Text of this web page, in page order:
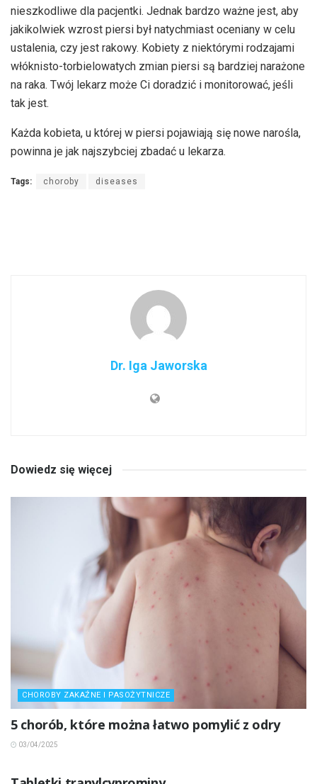
nieszkodliwe dla pacjentki. Jednak bardzo ważne jest, aby
jakikolwiek wzrost piersi był natychmiast oceniany w celu
ustalenia, czy jest rakowy. Kobiety z niektórymi rodzajami
włóknisto-torbielowatych zmian piersi są bardziej narażone
na raka. Twój lekarz może Ci doradzić i monitorować, jeśli
tak jest.
Każda kobieta, u której w piersi pojawiają się nowe narośla,
powinna je jak najszybciej zbadać u lekarza.
Tags: choroby diseases
Dr. Iga Jaworska
Dowiedz się więcej
CHOROBY ZAKAŹNE I PASOŻYTNICZE
5 chorób, które można łatwo pomylić z odry
03/04/2025